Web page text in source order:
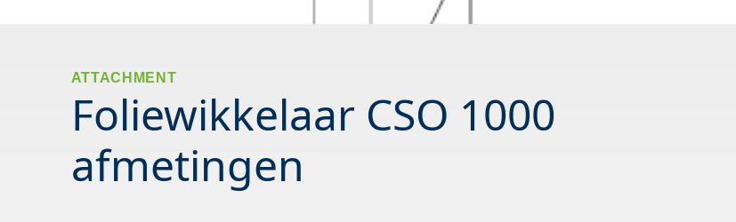
ATTACHMENT
Foliewikkelaar CSO 1000
afmetingen